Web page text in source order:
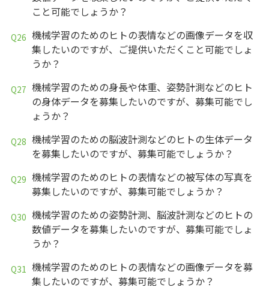
こと可能でしょうか？
機械学習のためのヒトの表情などの画像データを収
集したいのですが、ご提供いただくこと可能でしょ
うか？
機械学習のための身長や体重、姿勢計測などのヒト
の身体データを募集したいのですが、募集可能でし
ょうか？
機械学習のための脳波計測などのヒトの生体データ
を募集したいのですが、募集可能でしょうか？
機械学習のためのヒトの表情などの被写体の写真を
募集したいのですが、募集可能でしょうか？
機械学習のための姿勢計測、脳波計測などのヒトの
数値データを募集したいのですが、募集可能でしょ
うか？
機械学習のためのヒトの表情などの画像データを募
集したいのですが、募集可能でしょうか？